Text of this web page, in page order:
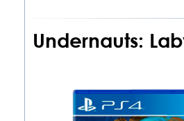
Undernauts: